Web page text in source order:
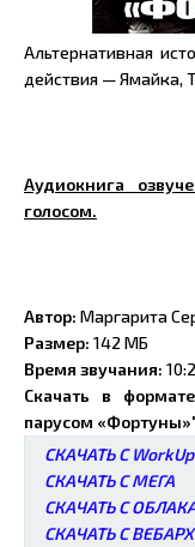
Альтернативная
действия — Ямайка,
Аудиокнига
голосом.
Автор: Маргарита
Размер: 142 МБ
Время звучания:
Скачать в
парусом
СКАЧАТЬ С WorkUp
СКАЧАТЬ С МЕГА
СКАЧАТЬ С
СКАЧАТЬ С